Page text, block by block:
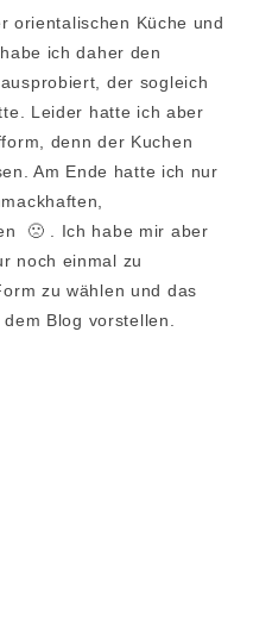
orientalischen Küche und
ich daher den
der sogleich
Leider hatte ich aber
denn der Kuchen
Am Ende hatte ich nur
🙁 . Ich habe mir aber
noch einmal zu
zu wählen und das
Blog vorstellen.